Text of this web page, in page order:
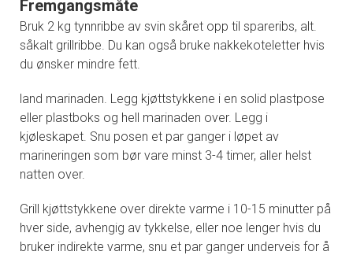
Fremgangsmåte
Bruk 2 kg tynnribbe av svin skåret opp til spareribs, alt.
såkalt grillribbe. Du kan også bruke nakkekoteletter hvis
du ønsker mindre fett.
land marinaden. Legg kjøttstykkene i en solid plastpose
eller plastboks og hell marinaden over. Legg i
kjøleskapet. Snu posen et par ganger i løpet av
marineringen som bør vare minst 3-4 timer, aller helst
natten over.
Grill kjøttstykkene over direkte varme i 10-15 minutter på
hver side, avhengig av tykkelse, eller noe lenger hvis du
bruker indirekte varme, snu et par ganger underveis for å